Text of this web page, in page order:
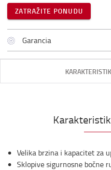
ZATRAŽITE PONUDU
Garancia
Velika brzina i kapacitet za
Sklopive sigurnosne bočne